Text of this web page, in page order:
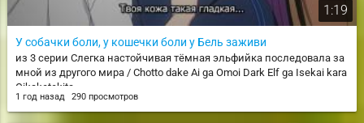
1:19
У собачки боли, у кошечки боли у Бель заживи
из 3 серии Слегка настойчивая тёмная эльфийка последовала за
мной из другого мира / Chotto dake Ai ga Omoi Dark Elf ga Isekai kara
Oikaketekita
1 год назад 290 просмотров